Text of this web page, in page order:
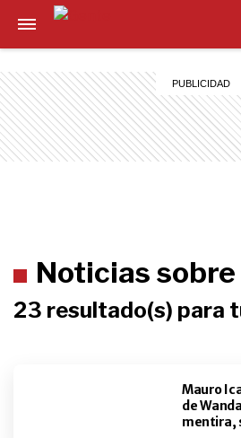
Noticias
23 resultado(s) para
Mauro
de
mentira,